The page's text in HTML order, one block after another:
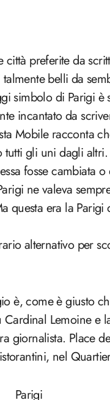
città preferite da
belli da
simbolo di Parigi è
incantato da
Mobile racconta
gli uni dagli
fosse cambiata
ne valeva
questa era la
alternativo per
è, come è giusto
Lemoine e
giornalista. Place
nel